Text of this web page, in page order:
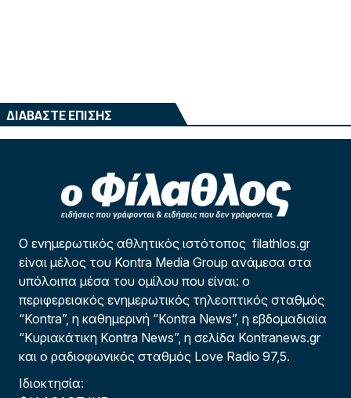
ΔΙΑΒΑΣΤΕ ΕΠΙΣΗΣ
Ο ενημερωτικός αθλητικός ιστότοπος filathlos.gr
είναι μέλος του Kontra Media Group ανάμεσα στα
υπόλοιπα μέσα του ομίλου που είναι: ο
περιφερειακός ενημερωτικός τηλεοπτικός σταθμός
“Kontra”, η καθημερινή “Kontra News”, η εβδομαδιαία
“Κυριακάτικη Kontra News”, η σελίδα Kontranews.gr
και ο ραδιοφωνικός σταθμός Love Radio 97,5.
Ιδιοκτησία: